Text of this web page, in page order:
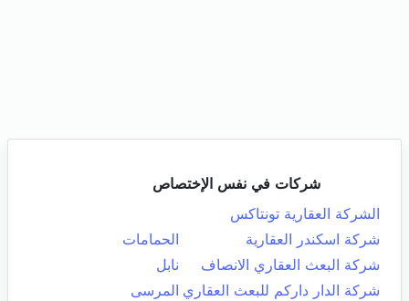
شركات في نفس الإختصاص
الشركة العقارية تونتاكس
شركة اسكندر العقارية
الحمامات
شركة البعث العقاري الانصاف
نابل
شركة الدار داركم للبعث العقاري المرسى